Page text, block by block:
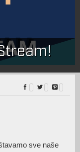
sve naše